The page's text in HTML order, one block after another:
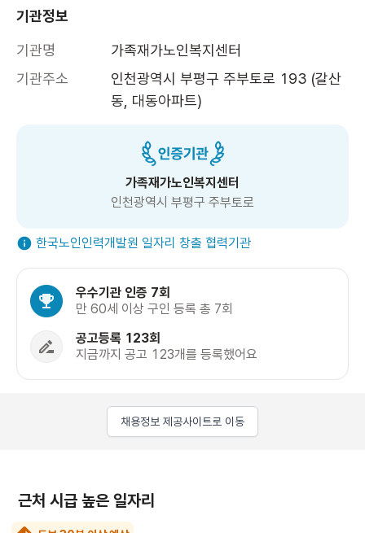
기관정보
기관명
가족재가노인복지센터
기관주소
인천광역시 부평구 주부토로 193 (갈산
동, 대동아파트)
가족재가노인복지센터
인천광역시 부평구 주부토로
한국노인인력개발원 일자리 창출 협력기관
우수기관 인증 7회
만 60세 이상 구인 등록 총 7회
공고등록 123회
지금까지 공고 123개를 등록했어요
채용정보 제공사이트로 이동
근처 시급 높은 일자리